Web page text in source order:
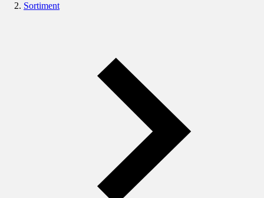
Sortiment